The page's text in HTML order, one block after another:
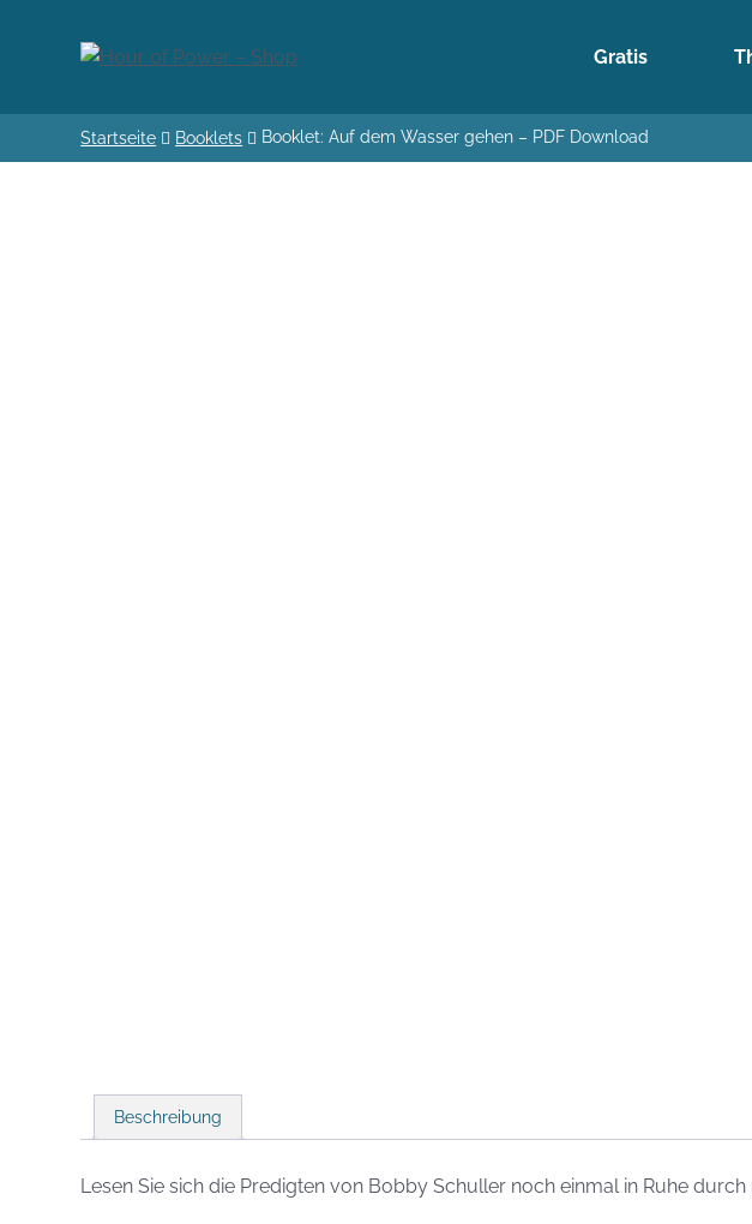
Gratis
Startseite Booklets Booklet: Auf dem Wasser gehen – PDF Download
Beschreibung
Lesen Sie sich die Predigten von Bobby Schuller noch einmal in Ruhe durch